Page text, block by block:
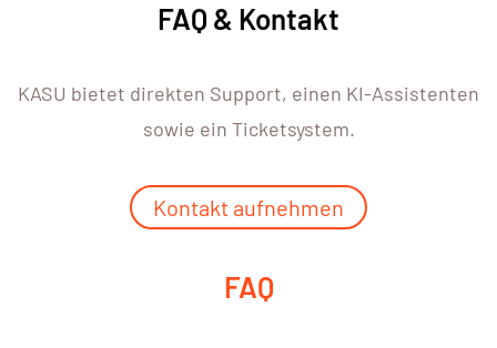
FAQ & Kontakt
KASU bietet direkten Support, einen KI-Assistenten
sowie ein Ticketsystem.
Kontakt aufnehmen
FAQ